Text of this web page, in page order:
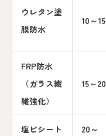
ウレタン塗
膜防水
10～15
FRP防水
（ガラス繊
維強化）
15～20
塩ビシート
20～